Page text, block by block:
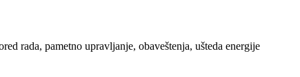
rada, pametno upravljanje, obaveštenja, ušteda energije